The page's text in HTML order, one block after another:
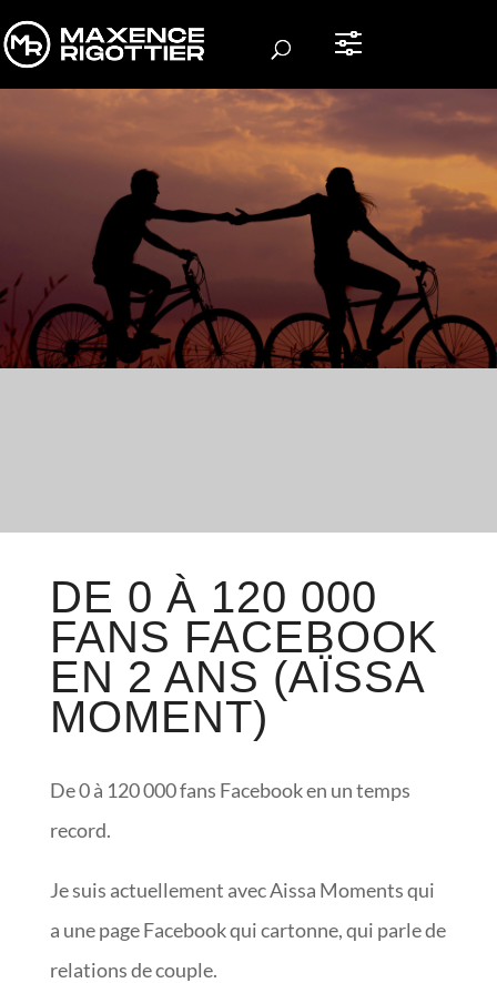
DE 0 À 120 000
FANS FACEBOOK
EN 2 ANS (AÏSSA
MOMENT)
De 0 à 120 000 fans Facebook en un temps
record.
Je suis actuellement avec Aissa Moments qui
a une page Facebook qui cartonne, qui parle de
relations de couple.